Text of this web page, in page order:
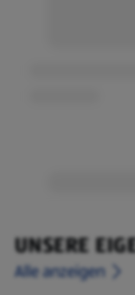
UNSERE
Alle anzeigen